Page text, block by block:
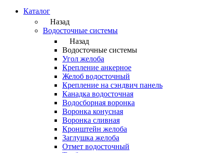
Каталог
Назад
Водосточные системы
Назад
Водосточные системы
Угол желоба
Крепление анкерное
Желоб водосточный
Крепление на сэндвич панель
Канадка водосточная
Водосборная воронка
Воронка конусная
Воронка сливная
Кронштейн желоба
Заглушка желоба
Отмет водосточный